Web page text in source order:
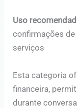
Uso
confirmações
serviços
Esta categoria
financeira,
durante